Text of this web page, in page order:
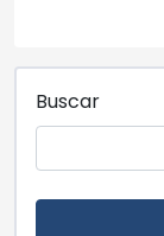
Buscar